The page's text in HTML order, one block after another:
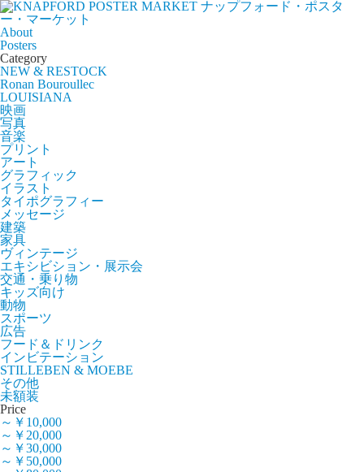
ナップフォード・ポスタ
ー・マーケット
About
Posters
Category
NEW & RESTOCK
Ronan Bouroullec
LOUISIANA
映画
写真
音楽
プリント
アート
グラフィック
イラスト
タイポグラフィー
メッセージ
建築
家具
ヴィンテージ
エキシビション・展示会
交通・乗り物
キッズ向け
動物
スポーツ
広告
フード＆ドリンク
インビテーション
STILLEBEN & MOEBE
その他
未額装
Price
～￥10,000
～￥20,000
～￥30,000
～￥50,000